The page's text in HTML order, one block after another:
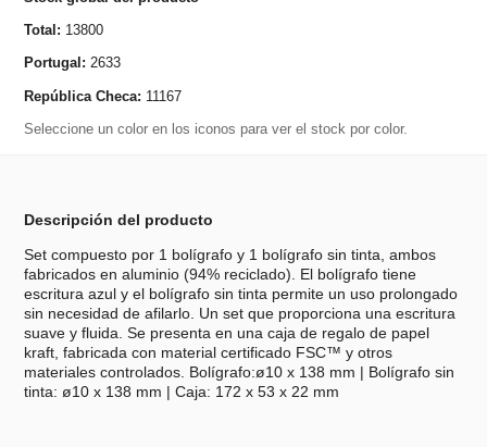
Total: 13800
Portugal: 2633
República Checa: 11167
Seleccione un color en los iconos para ver el stock por color.
Descripción del producto
Set compuesto por 1 bolígrafo y 1 bolígrafo sin tinta, ambos
fabricados en aluminio (94% reciclado). El bolígrafo tiene
escritura azul y el bolígrafo sin tinta permite un uso prolongado
sin necesidad de afilarlo. Un set que proporciona una escritura
suave y fluida. Se presenta en una caja de regalo de papel
kraft, fabricada con material certificado FSC™ y otros
materiales controlados. Bolígrafo:ø10 x 138 mm | Bolígrafo sin
tinta: ø10 x 138 mm | Caja: 172 x 53 x 22 mm